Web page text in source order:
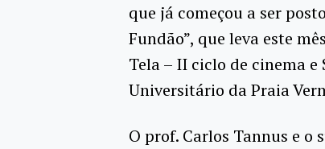
que já começou a ser
Fundão”, que leva este
Tela – II ciclo de cinema e
Universitário da Praia
O prof. Carlos Tannus e